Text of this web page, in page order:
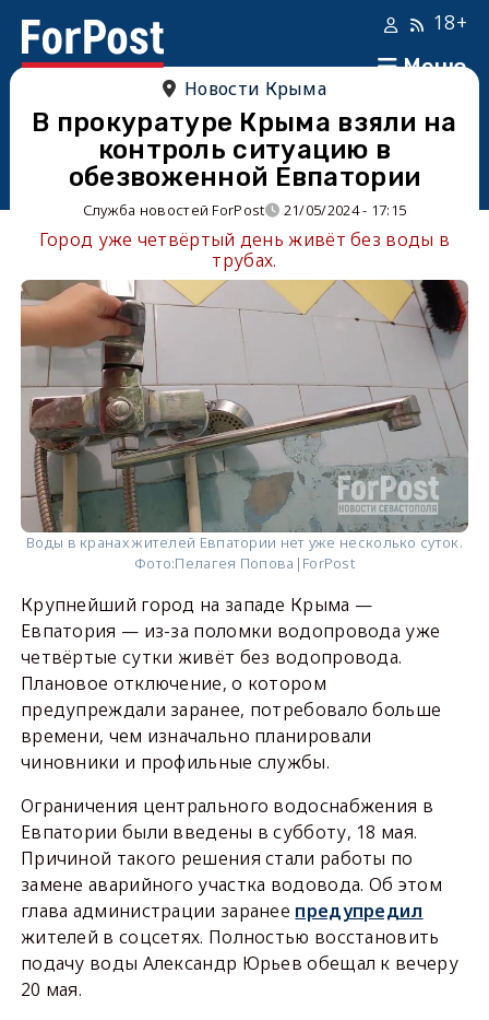
Меню
18+
Новости Крыма
В прокуратуре Крыма взяли на
контроль ситуацию в
обезвоженной Евпатории
Служба новостей ForPost 21/05/2024 - 17:15
Город уже четвёртый день живёт без воды в
трубах.
Воды в кранах жителей Евпатории нет уже несколько суток.
Фото:Пелагея Попова|ForPost
Крупнейший город на западе Крыма —
Евпатория — из-за поломки водопровода уже
четвёртые сутки живёт без водопровода.
Плановое отключение, о котором
предупреждали заранее, потребовало больше
времени, чем изначально планировали
чиновники и профильные службы.
Ограничения центрального водоснабжения в
Евпатории были введены в субботу, 18 мая.
Причиной такого решения стали работы по
замене аварийного участка водовода. Об этом
глава администрации заранее предупредил
жителей в соцсетях. Полностью восстановить
подачу воды Александр Юрьев обещал к вечеру
20 мая.